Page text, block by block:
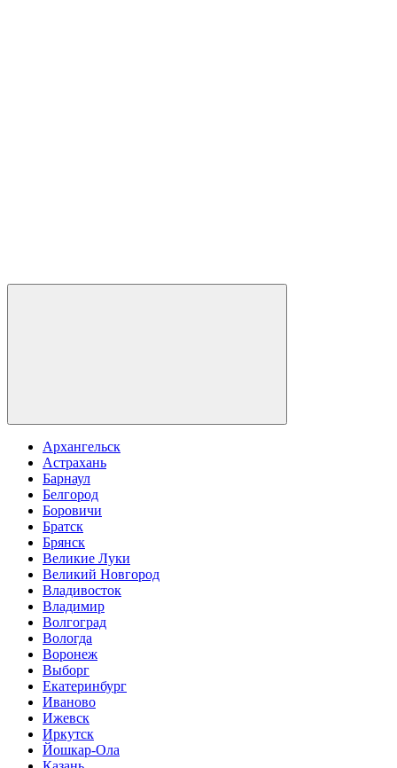
Архангельск
Астрахань
Барнаул
Белгород
Боровичи
Братск
Брянск
Великие Луки
Великий Новгород
Владивосток
Владимир
Волгоград
Вологда
Воронеж
Выборг
Екатеринбург
Иваново
Ижевск
Иркутск
Йошкар-Ола